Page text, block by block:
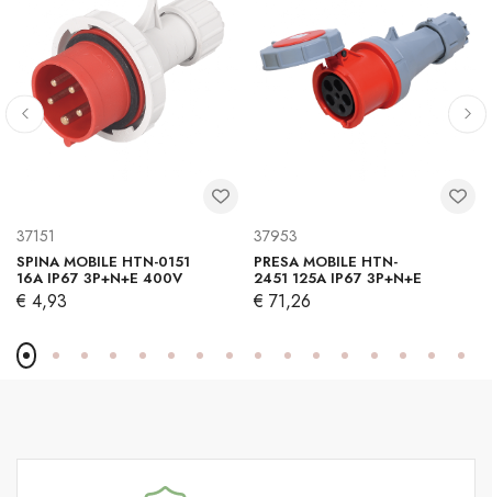
37151
SPINA MOBILE HTN-0151
16A IP67 3P+N+E 400V
€ 4,93
37953
PRESA MOBILE HTN-
2451 125A IP67 3P+N+E
€ 71,26